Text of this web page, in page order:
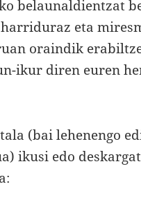
belaunaldientzat
eta
oraindik
ikur diren euren
(bai lehenengo
ikusi edo